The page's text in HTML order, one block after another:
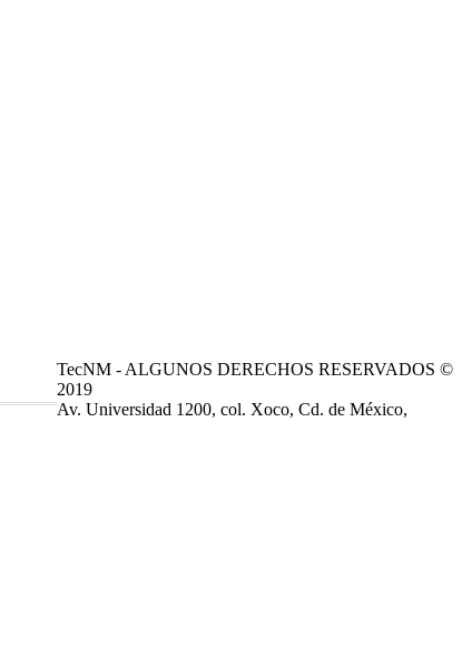
TecNM - ALGUNOS DERECHOS RESERVADOS ©
2019
Av. Universidad 1200, col. Xoco, Cd. de México,